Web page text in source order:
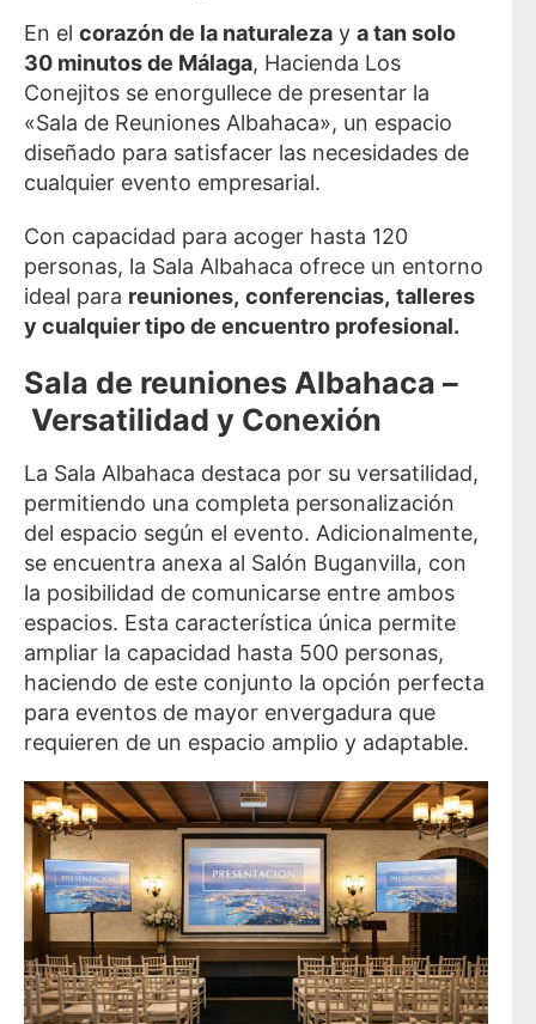
En el corazón de la naturaleza y a tan solo
30 minutos de Málaga, Hacienda Los
Conejitos se enorgullece de presentar la
«Sala de Reuniones Albahaca», un espacio
diseñado para satisfacer las necesidades de
cualquier evento empresarial.
Con capacidad para acoger hasta 120
personas, la Sala Albahaca ofrece un entorno
ideal para reuniones, conferencias, talleres
y cualquier tipo de encuentro profesional.
Sala de reuniones Albahaca –
Versatilidad y Conexión
La Sala Albahaca destaca por su versatilidad,
permitiendo una completa personalización
del espacio según el evento. Adicionalmente,
se encuentra anexa al Salón Buganvilla, con
la posibilidad de comunicarse entre ambos
espacios. Esta característica única permite
ampliar la capacidad hasta 500 personas,
haciendo de este conjunto la opción perfecta
para eventos de mayor envergadura que
requieren de un espacio amplio y adaptable.